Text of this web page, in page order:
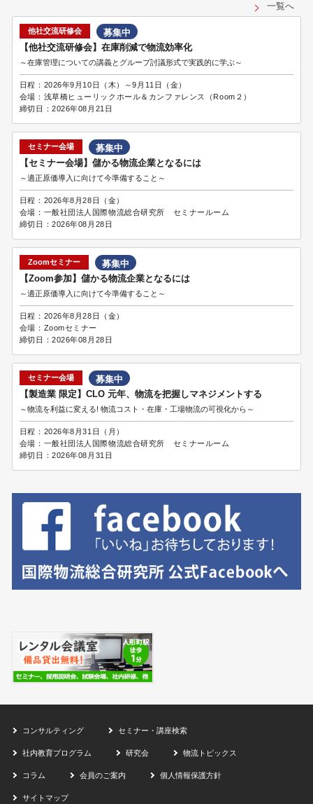
一覧へ
他社交流研修会
募集中
【他社交流研修会】在庫削減で物流効率化
～在庫管理についての講義とグループ討議形式で実践的に学ぶ～
日程： 2026年9月10日（木）～9月11日（金）
会場： 浅草橋ヒューリックホール＆カンファレンス（Room２）
締切日：2026年08月21日
セミナー会場
募集中
【セミナー会場】儲かる物流企業となるには
～適正原価導入に向けて今準備すること～
日程： 2026年8月28日（金）
会場： 一般社団法人国際物流総合研究所 セミナールーム
締切日：2026年08月28日
Zoomセミナー
募集中
【Zoom参加】儲かる物流企業となるには
～適正原価導入に向けて今準備すること～
日程： 2026年8月28日（金）
会場： Zoomセミナー
締切日：2026年08月28日
セミナー会場
募集中
【製造業 限定】CLO 元年、物流を把握しマネジメントする
～物流を利益に変える! 物流コスト・在庫・工場物流の可視化から～
日程： 2026年8月31日（月）
会場： 一般社団法人国際物流総合研究所 セミナールーム
締切日：2026年08月31日
コンサルティング セミナー・講座検索
社内教育プログラム 研究会 物流トピックス
コラム 会員のご案内 個人情報保護方針
サイトマップ